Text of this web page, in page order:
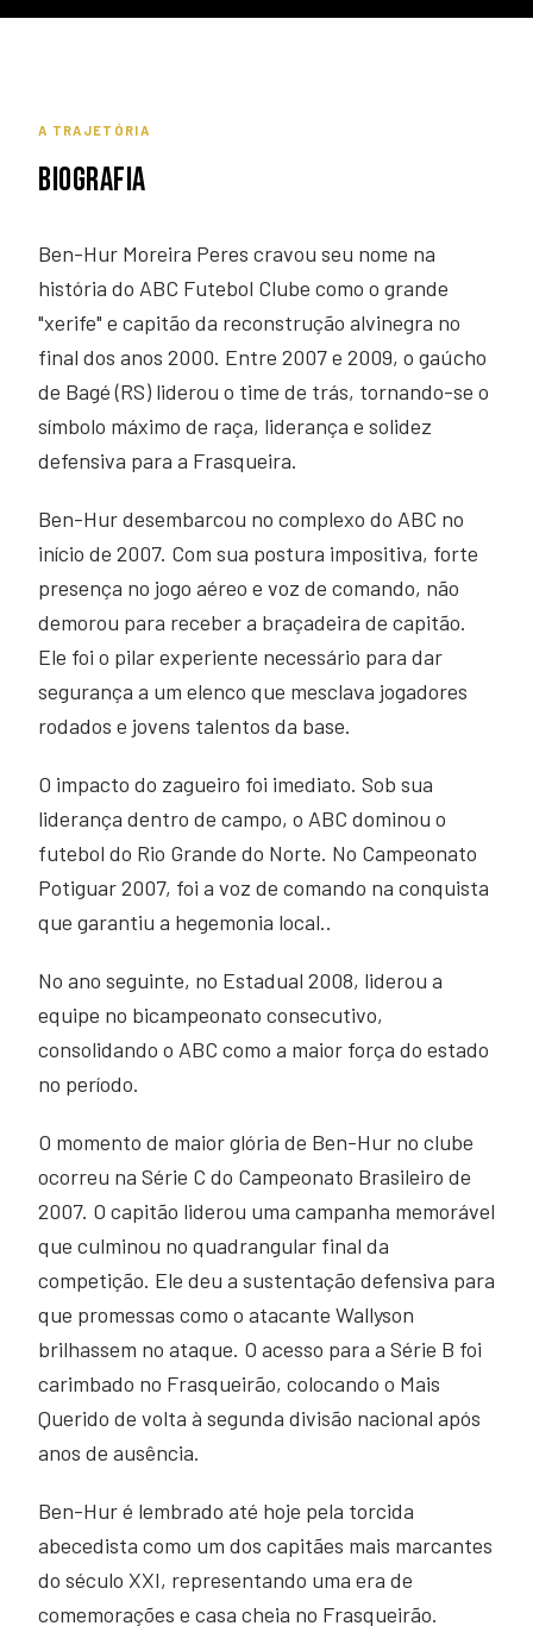
A TRAJETÓRIA
BIOGRAFIA
Ben-Hur Moreira Peres cravou seu nome na
história do ABC Futebol Clube como o grande
"xerife" e capitão da reconstrução alvinegra no
final dos anos 2000. Entre 2007 e 2009, o gaúcho
de Bagé (RS) liderou o time de trás, tornando-se o
símbolo máximo de raça, liderança e solidez
defensiva para a Frasqueira.
Ben-Hur desembarcou no complexo do ABC no
início de 2007. Com sua postura impositiva, forte
presença no jogo aéreo e voz de comando, não
demorou para receber a braçadeira de capitão.
Ele foi o pilar experiente necessário para dar
segurança a um elenco que mesclava jogadores
rodados e jovens talentos da base.
O impacto do zagueiro foi imediato. Sob sua
liderança dentro de campo, o ABC dominou o
futebol do Rio Grande do Norte. No Campeonato
Potiguar 2007, foi a voz de comando na conquista
que garantiu a hegemonia local..
No ano seguinte, no Estadual 2008, liderou a
equipe no bicampeonato consecutivo,
consolidando o ABC como a maior força do estado
no período.
O momento de maior glória de Ben-Hur no clube
ocorreu na Série C do Campeonato Brasileiro de
2007. O capitão liderou uma campanha memorável
que culminou no quadrangular final da
competição. Ele deu a sustentação defensiva para
que promessas como o atacante Wallyson
brilhassem no ataque. O acesso para a Série B foi
carimbado no Frasqueirão, colocando o Mais
Querido de volta à segunda divisão nacional após
anos de ausência.
Ben-Hur é lembrado até hoje pela torcida
abecedista como um dos capitães mais marcantes
do século XXI, representando uma era de
comemorações e casa cheia no Frasqueirão.